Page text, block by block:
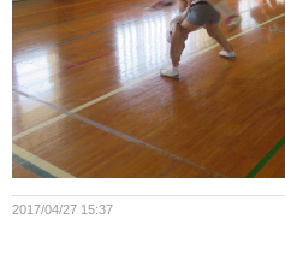
2017/04/27 15:37